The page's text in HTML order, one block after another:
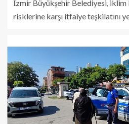
İzmir Büyükşehir Belediyesi, iklim
risklerine karşı itfaiye teşkilatını